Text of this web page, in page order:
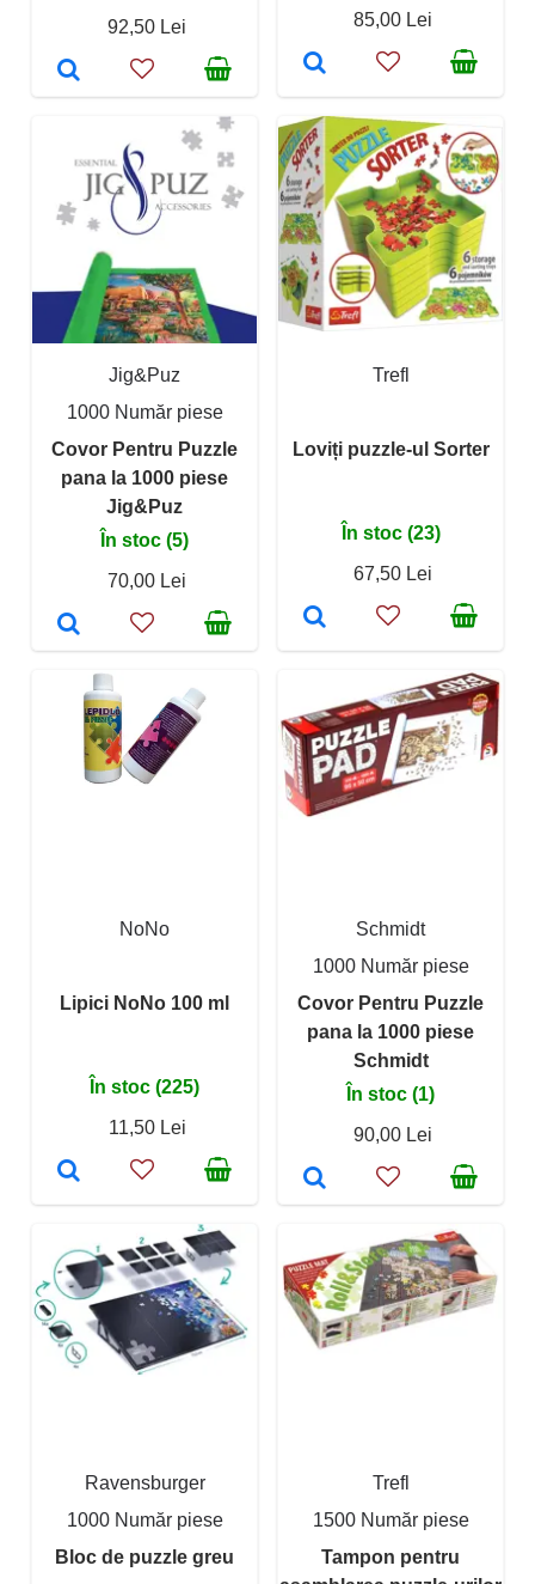
92,50 Lei
85,00 Lei
Jig&Puz
1000 Număr piese
Covor Pentru Puzzle
pana la 1000 piese
Jig&Puz
În stoc (5)
70,00 Lei
Trefl
Loviți puzzle-ul Sorter
În stoc (23)
67,50 Lei
NoNo
Lipici NoNo 100 ml
În stoc (225)
11,50 Lei
Schmidt
1000 Număr piese
Covor Pentru Puzzle
pana la 1000 piese
Schmidt
În stoc (1)
90,00 Lei
Ravensburger
1000 Număr piese
Bloc de puzzle greu
Trefl
1500 Număr piese
Tampon pentru